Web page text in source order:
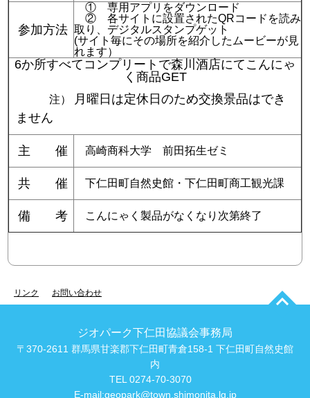
参加方法
① 専用アプリをダウンロード
② 各サイトに設置されたQRコードを読み
取り、デジタルスタンプゲット
(サイト毎にその場所を紹介したムービーが見
れます）
6か所すべてコンプリートで森川酒店にてこんにゃ
く商品GET
注）
月曜日は定休日のため交換景品はでき
ません
主 催 高崎商科大学 前田拓生ゼミ
共 催 下仁田町自然史館・下仁田町商工観光課
備 考 こんにゃく製品がなくなり次第終了
リンク お問い合わせ
ジオパーク下仁田協議会事務局
〒370-2611 群馬県甘楽郡下仁田町青倉158-1 下仁田町自然史館
内
TEL 0274-70-3070
E-mail:geopark@town.shimonita.lg.jp